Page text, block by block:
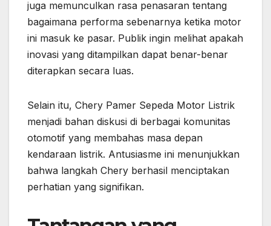
juga memunculkan rasa penasaran tentang
bagaimana performa sebenarnya ketika motor
ini masuk ke pasar. Publik ingin melihat apakah
inovasi yang ditampilkan dapat benar-benar
diterapkan secara luas.
Selain itu, Chery Pamer Sepeda Motor Listrik
menjadi bahan diskusi di berbagai komunitas
otomotif yang membahas masa depan
kendaraan listrik. Antusiasme ini menunjukkan
bahwa langkah Chery berhasil menciptakan
perhatian yang signifikan.